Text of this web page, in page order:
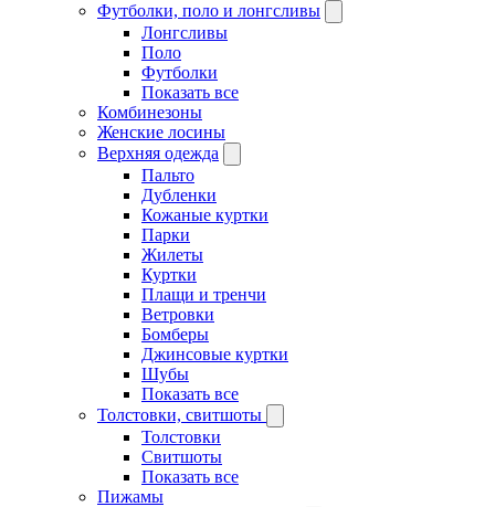
Футболки, поло и лонгсливы
Лонгсливы
Поло
Футболки
Показать все
Комбинезоны
Женские лосины
Верхняя одежда
Пальто
Дубленки
Кожаные куртки
Парки
Жилеты
Куртки
Плащи и тренчи
Ветровки
Бомберы
Джинсовые куртки
Шубы
Показать все
Толстовки, свитшоты
Толстовки
Свитшоты
Показать все
Пижамы